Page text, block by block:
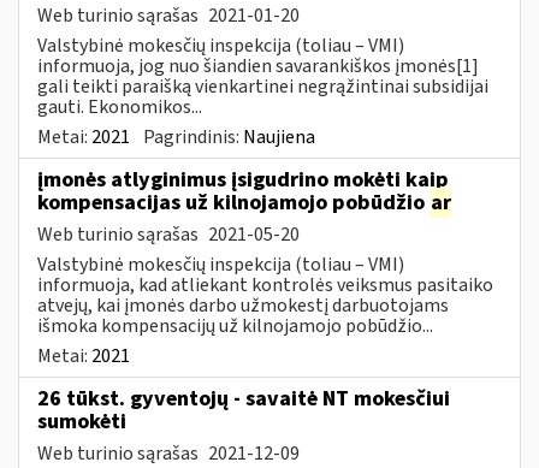
Web turinio sąrašas 2021-01-20
Valstybinė mokesčių inspekcija (toliau – VMI)
informuoja, jog nuo šiandien savarankiškos įmonės[1]
gali teikti paraišką vienkartinei negrąžintinai subsidijai
gauti. Ekonomikos...
Metai: 2021 Pagrindinis: Naujiena
įmonės atlyginimus įsigudrino mokėti kaip
kompensacijas už kilnojamojo pobūdžio ar
Web turinio sąrašas 2021-05-20
Valstybinė mokesčių inspekcija (toliau – VMI)
informuoja, kad atliekant kontrolės veiksmus pasitaiko
atvejų, kai įmonės darbo užmokestį darbuotojams
išmoka kompensacijų už kilnojamojo pobūdžio...
Metai: 2021
26 tūkst. gyventojų - savaitė NT mokesčiui
sumokėti
Web turinio sąrašas 2021-12-09